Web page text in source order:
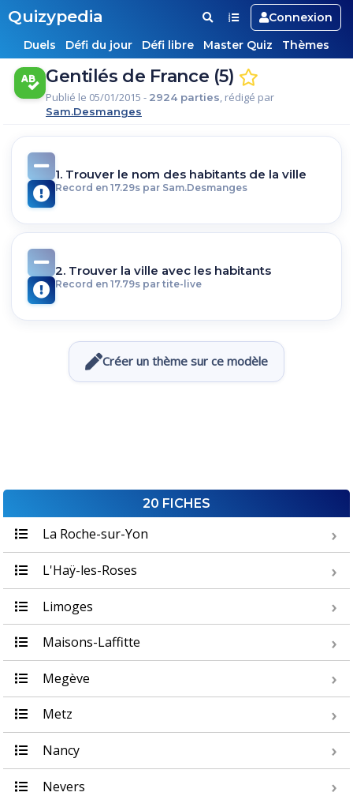
Quizypedia
Connexion
Duels
Défi du jour Défi libre Master Quiz Thèmes
Gentilés de France (5)
Publié le 05/01/2015 - 2924 parties, rédigé par
Sam.Desmanges
1. Trouver le nom des habitants de la ville
Record en 17.29s par Sam.Desmanges
2. Trouver la ville avec les habitants
Record en 17.79s par tite-live
Créer un thème sur ce modèle
20 FICHES
La Roche-sur-Yon
L'Haÿ-les-Roses
Limoges
Maisons-Laffitte
Megève
Metz
Nancy
Nevers